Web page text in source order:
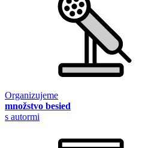
Organizujeme
množstvo besied
s autormi